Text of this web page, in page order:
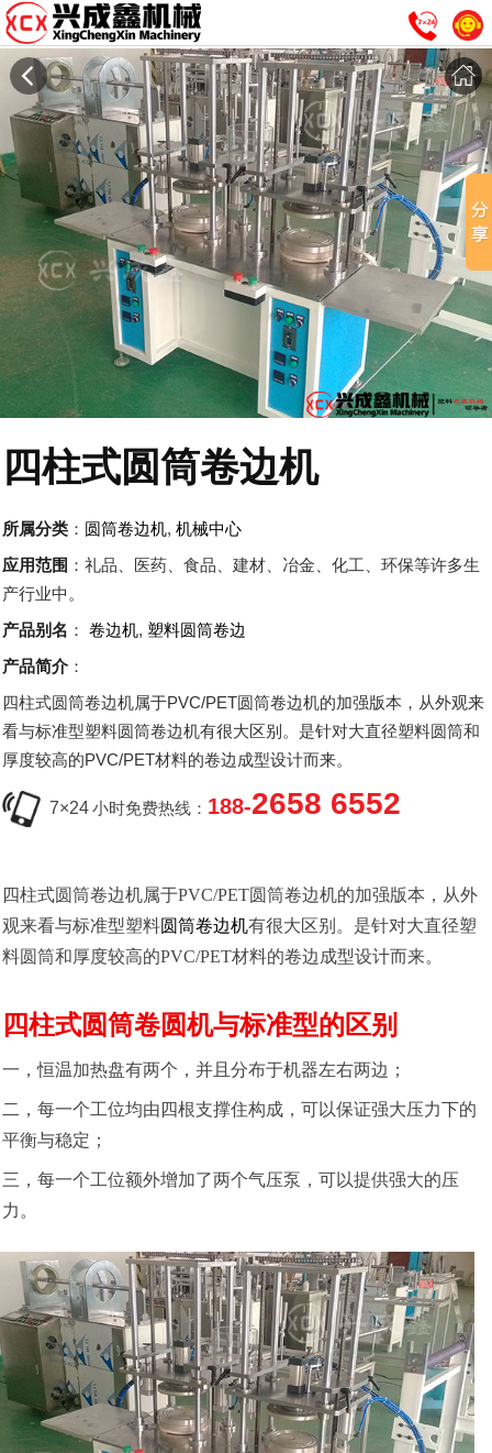
四柱式圆筒卷边机
所属分类 ： 圆筒卷边机,机械中心
应用范围 ：礼品、医药、食品、建材、冶金、化工、环保等许多生
产行业中。
产品别名 ：卷边机, 塑料圆筒卷边
产品简介：
四柱式圆筒卷边机属于PVC/PET圆筒卷边机的加强版本，从外观来
看与标准型塑料圆筒卷边机有很大区别。是针对大直径塑料圆筒和
厚度较高的PVC/PET材料的卷边成型设计而来。
7×24小时免费热线： 188-2658 6552
四柱式圆筒卷边机属于PVC/PET圆筒卷边机的加强版本，从外
观来看与标准型塑料圆筒卷边机有很大区别。是针对大直径塑
料圆筒和厚度较高的PVC/PET材料的卷边成型设计而来。
四柱式圆筒卷圆机与标准型的区别
一，恒温加热盘有两个，并且分布于机器左右两边；
二，每一个工位均由四根支撑住构成，可以保证强大压力下的
平衡与稳定；
三，每一个工位额外增加了两个气压泵，可以提供强大的压
力。